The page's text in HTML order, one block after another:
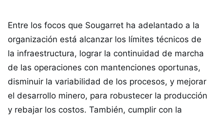
Entre los focos que Sougarret ha adelantado a la
organización está alcanzar los límites técnicos de
la infraestructura, lograr la continuidad de marcha
de las operaciones con mantenciones oportunas,
disminuir la variabilidad de los procesos, y mejorar
el desarrollo minero, para robustecer la producción
y rebajar los costos. También, cumplir con la